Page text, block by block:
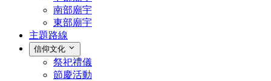
南部廟宇
東部廟宇
主題路線
信仰文化
祭祀禮儀
節慶活動